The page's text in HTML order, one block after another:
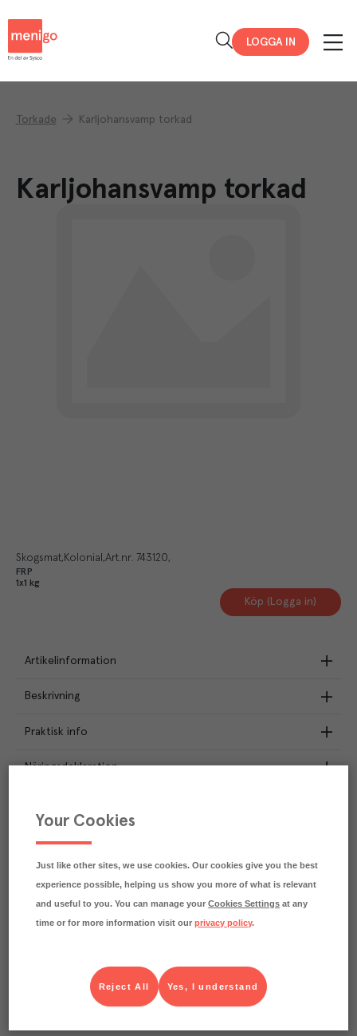
LOGGA IN
Torkade Karljohansvamp torkad
Karljohansvamp torkad
Skogsmat Kolonial Art.nr. 743120
FRP
1x1 kg
Köp (Logga in)
Artikelinformation
Beskrivning
Praktisk info
Näringsdeklaration
CO₂e/kg
Varje kilo av varan påverkar klimatet motsvarande
Läs mer om hur vi beräknar klimatavtryck
Your Cookies
Just like other sites, we use cookies. Our cookies give you the best
experience possible, helping us show you more of what is relevant
and useful to you. You can manage yourCookies Settings at any
time or for more information visit ourprivacy policy.
Yes, I understand
Reject All